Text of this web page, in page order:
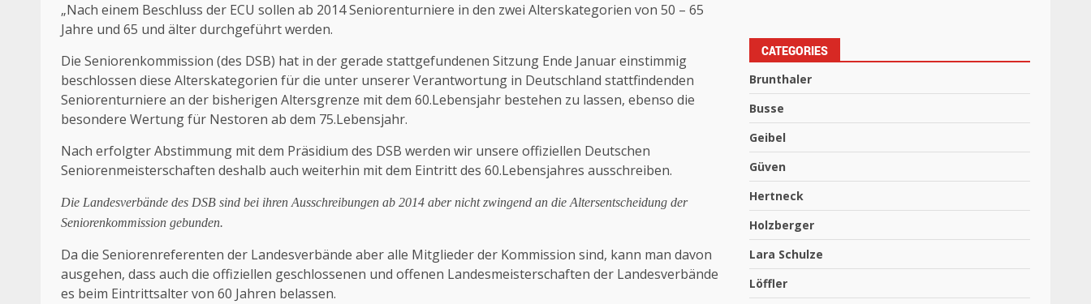
„Nach einem Beschluss der ECU sollen ab 2014 Seniorenturniere in den zwei Alterskategorien von 50 – 65
Jahre und 65 und älter durchgeführt werden.
Die Seniorenkommission (des DSB) hat in der gerade stattgefundenen Sitzung Ende Januar einstimmig
beschlossen diese Alterskategorien für die unter unserer Verantwortung in Deutschland stattfindenden
Seniorenturniere an der bisherigen Altersgrenze mit dem 60.Lebensjahr bestehen zu lassen, ebenso die
besondere Wertung für Nestoren ab dem 75.Lebensjahr.
Nach erfolgter Abstimmung mit dem Präsidium des DSB werden wir unsere offiziellen Deutschen
Seniorenmeisterschaften deshalb auch weiterhin mit dem Eintritt des 60.Lebensjahres ausschreiben.
Die Landesverbände des DSB sind bei ihren Ausschreibungen ab 2014 aber nicht zwingend an die Altersentscheidung der
Seniorenkommission gebunden.
Da die Seniorenreferenten der Landesverbände aber alle Mitglieder der Kommission sind, kann man davon
ausgehen, dass auch die offiziellen geschlossenen und offenen Landesmeisterschaften der Landesverbände
es beim Eintrittsalter von 60 Jahren belassen.
CATEGORIES
Brunthaler
Busse
Geibel
Güven
Hertneck
Holzberger
Lara Schulze
Löffler